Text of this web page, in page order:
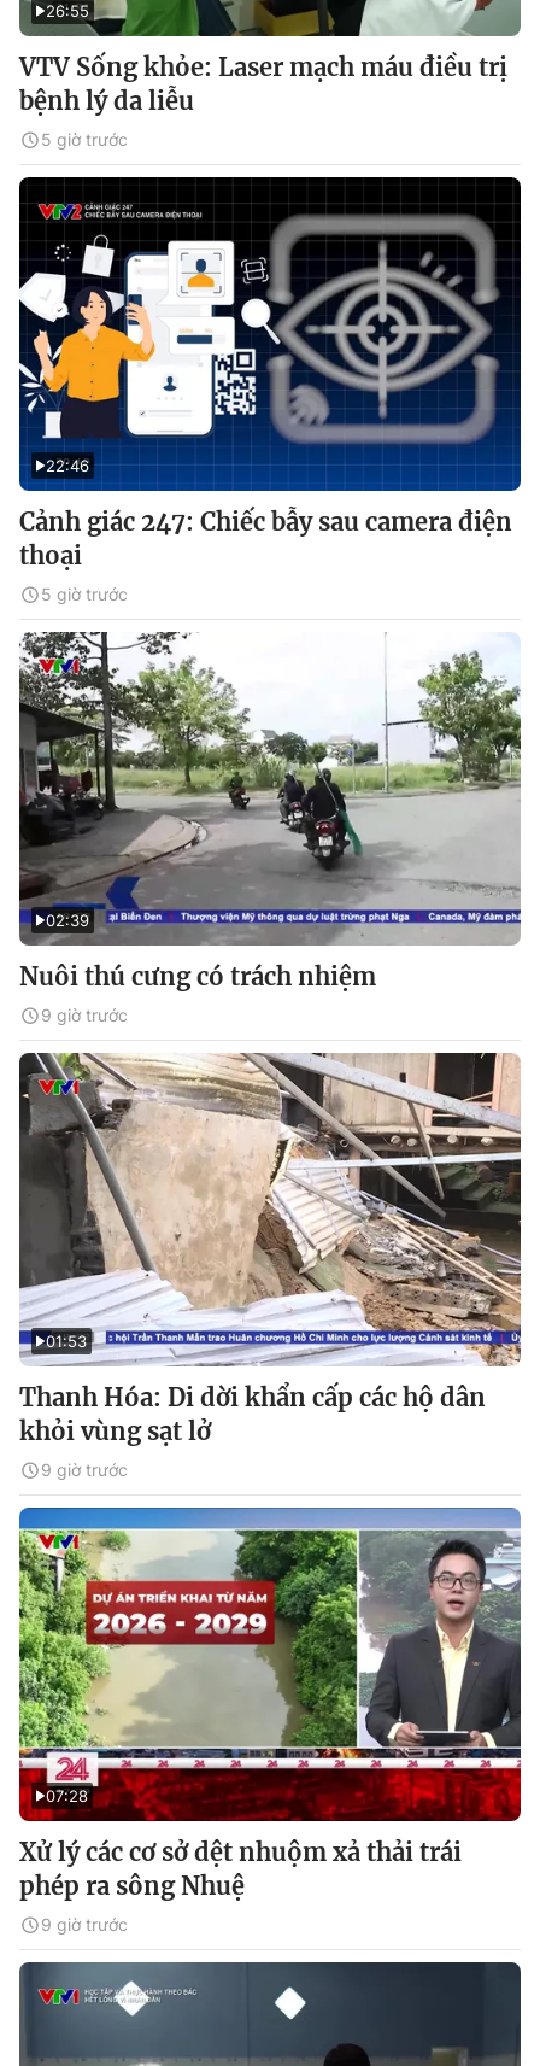
26:55
VTV Sống khỏe: Laser mạch máu điều trị
bệnh lý da liễu
5 giờ trước
22:46
Cảnh giác 247: Chiếc bẫy sau camera điện
thoại
5 giờ trước
02:39
Nuôi thú cưng có trách nhiệm
9 giờ trước
01:53
Thanh Hóa: Di dời khẩn cấp các hộ dân
khỏi vùng sạt lở
9 giờ trước
07:28
Xử lý các cơ sở dệt nhuộm xả thải trái
phép ra sông Nhuệ
9 giờ trước